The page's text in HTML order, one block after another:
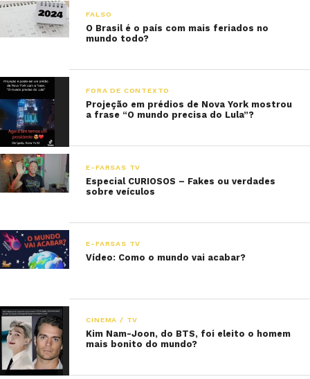
FALSO
O Brasil é o país com mais feriados no
mundo todo?
FORA DE CONTEXTO
Projeção em prédios de Nova York mostrou
a frase “O mundo precisa do Lula”?
E-FARSAS TV
Especial CURIOSOS – Fakes ou verdades
sobre veículos
E-FARSAS TV
Vídeo: Como o mundo vai acabar?
CINEMA / TV
Kim Nam-Joon, do BTS, foi eleito o homem
mais bonito do mundo?